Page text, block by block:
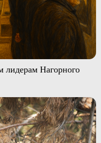
лидерам Нагорного